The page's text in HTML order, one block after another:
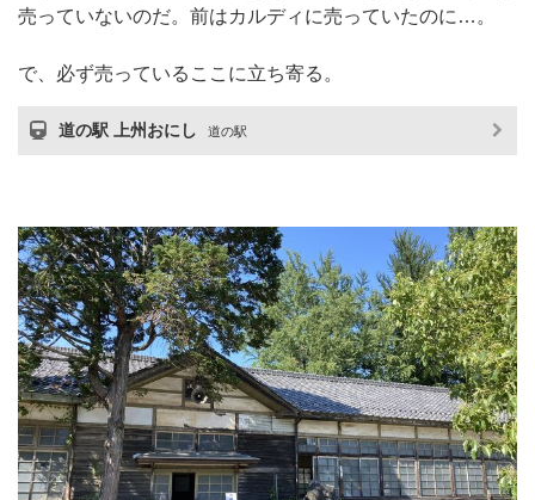
売っていないのだ。前はカルディに売っていたのに…。
で、必ず売っているここに立ち寄る。
道の駅 上州おにし 道の駅